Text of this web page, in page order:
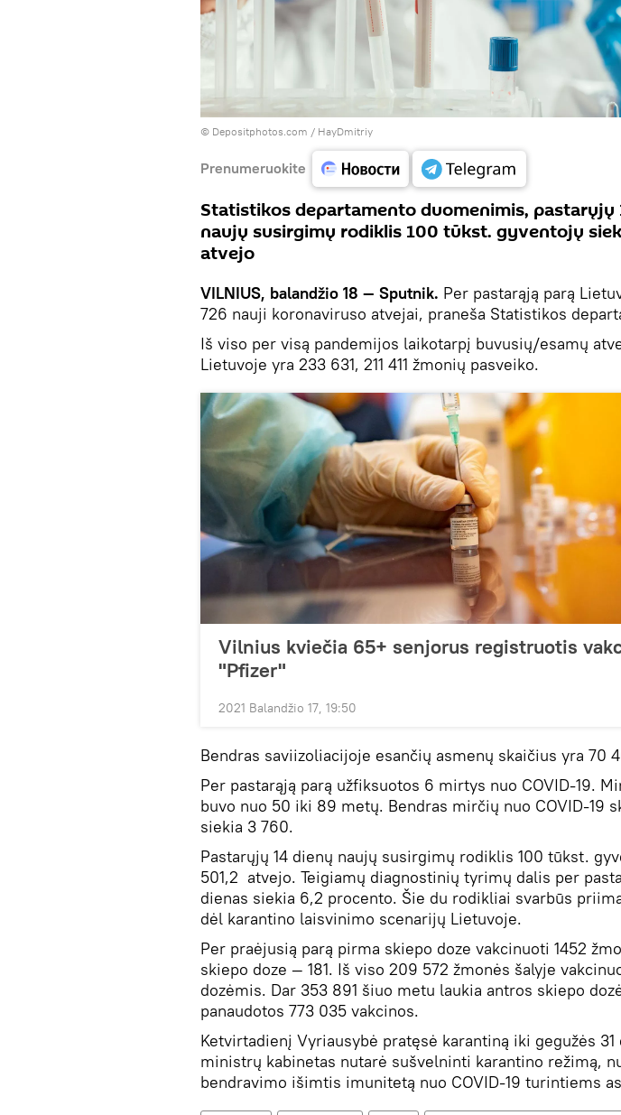
© Depositphotos.com / HayDmitriy
Prenumeruokite
Statistikos departamento duomenimis, pastarųjų
naujų susirgimų rodiklis 100 tūkst. gyventojų
atvejo
VILNIUS, balandžio 18 — Sputnik. Per pastarąją parą
726 nauji koronaviruso atvejai, praneša Statistikos
Iš viso per visą pandemijos laikotarpį buvusių/esamų
Lietuvoje yra 233 631, 211 411 žmonių pasveiko.
Vilnius kviečia 65+ senjorus registruotis
"Pfizer"
2021 Balandžio 17, 19:50
Bendras saviizoliacijoje esančių asmenų skaičius yra 70
Per pastarąją parą užfiksuotos 6 mirtys nuo COVID-19.
buvo nuo 50 iki 89 metų. Bendras mirčių nuo COVID-19
siekia 3 760.
Pastarųjų 14 dienų naujų susirgimų rodiklis 100 tūkst.
501,2 atvejo. Teigiamų diagnostinių tyrimų dalis per
dienas siekia 6,2 procento. Šie du rodikliai svarbūs
dėl karantino laisvinimo scenarijų Lietuvoje.
Per praėjusią parą pirma skiepo doze vakcinuoti 1452
skiepo doze — 181. Iš viso 209 572 žmonės šalyje
dozėmis. Dar 353 891 šiuo metu laukia antros skiepo
panaudotos 773 035 vakcinos.
Ketvirtadienį Vyriausybė pratęsė karantiną iki gegužės 31
ministrų kabinetas nutarė sušvelninti karantino režimą,
bendravimo išimtis imunitetą nuo COVID-19 turintiems